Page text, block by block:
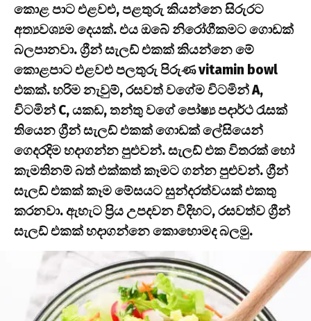
කොළ පාට එළවළු, පළතුරු කියන්නෙ සිරුරට
අත්‍යවශ්‍යම දෙයක්. එය ඔබේ නිරෝගීකමට ගොඩක්
බලපානවා. ග්‍රීන් සැලඩ් එකක් කියන්නෙ මේ
කොළපාට එළවළු පලතුරු පිරුණ vitamin bowl
එකක්. හරිම නැවුම්, රසවත් වගේම විටමින් A,
විටමින් C, යකඩ, තන්තු වගේ පෝෂ්‍ය පදාර්ථ රැසක්
තියෙන ග්‍රීන් සැලඩ් එකක් ගොඩක් ලේසියෙන්
ගෙදරදිම හදාගන්න පුළුවන්. සැලඩ් එක විතරක් හෝ
කැමතිනම් බත් එක්කත් කෑමට ගන්න පුළුවන්. ග්‍රීන්
සැලඩ් එකක් කෑම මේසයට සුන්දරත්වයක් එකතු
කරනවා. ඇහැට ප්‍රිය උපදවන විදිහට, රසවත්ව ග්‍රීන්
සැලඩ් එකක් හදාගන්නෙ කොහොමද බලමු.